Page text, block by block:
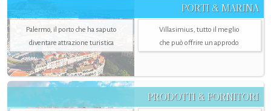
PORTI & MARINA
Palermo, il porto che ha saputo
diventare attrazione turistica
Villasimius, tutto il meglio
che può offrire un approdo
PRODOTTI & FORNITORI